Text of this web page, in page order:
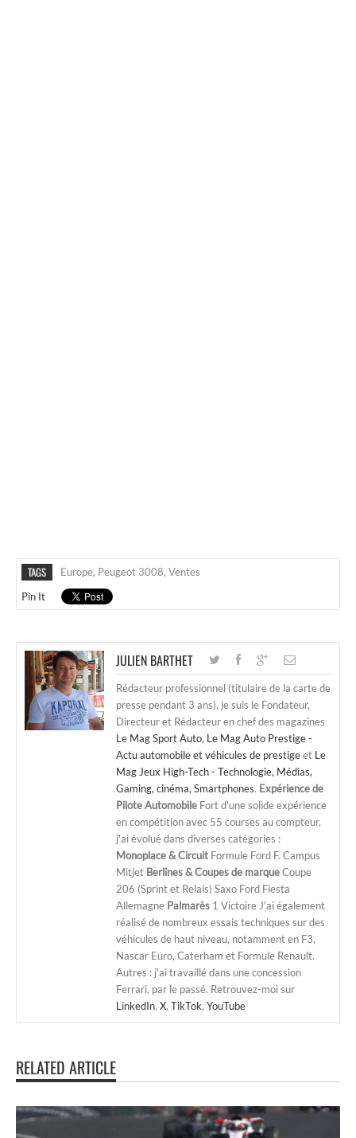
TAGS Europe, Peugeot 3008, Ventes
Pin It
JULIEN BARTHET
Rédacteur professionnel (titulaire de la carte de
presse pendant 3 ans), je suis le Fondateur,
Directeur et Rédacteur en chef des magazines
Le Mag Sport Auto, Le Mag Auto Prestige -
Actu automobile et véhicules de prestigeet Le
Mag Jeux High-Tech - Technologie, Médias,
Gaming, cinéma, Smartphones. Expérience de
Pilote Automobile Fort d'une solide expérience
en compétition avec 55 courses au compteur,
j'ai évolué dans diverses catégories :
Monoplace & Circuit Formule Ford F. Campus
Mitjet Berlines & Coupes de marqueCoupe
206 (Sprint et Relais) Saxo Ford Fiesta
Allemagne Palmarès 1 Victoire J'ai également
réalisé de nombreux essais techniques sur des
véhicules de haut niveau, notamment en F3,
Nascar Euro, Caterham et Formule Renault.
Autres : j'ai travaillé dans une concession
Ferrari, par le passé. Retrouvez-moi sur
LinkedIn, X, TikTok, YouTube
RELATED ARTICLE